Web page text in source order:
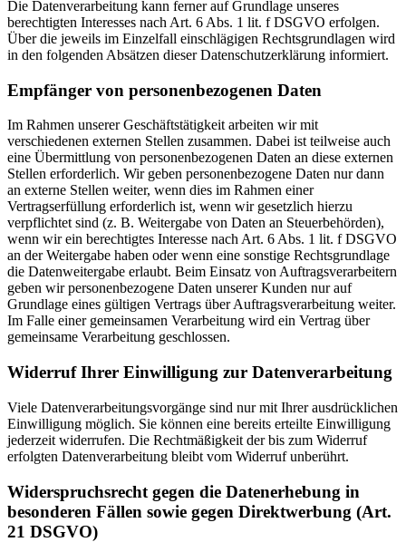
Die Datenverarbeitung kann ferner auf Grundlage unseres
berechtigten Interesses nach Art. 6 Abs. 1 lit. f DSGVO erfolgen.
Über die jeweils im Einzelfall einschlägigen Rechtsgrundlagen wird
in den folgenden Absätzen dieser Datenschutzerklärung informiert.
Empfänger von personenbezogenen Daten
Im Rahmen unserer Geschäftstätigkeit arbeiten wir mit
verschiedenen externen Stellen zusammen. Dabei ist teilweise auch
eine Übermittlung von personenbezogenen Daten an diese externen
Stellen erforderlich. Wir geben personenbezogene Daten nur dann
an externe Stellen weiter, wenn dies im Rahmen einer
Vertragserfüllung erforderlich ist, wenn wir gesetzlich hierzu
verpflichtet sind (z. B. Weitergabe von Daten an Steuerbehörden),
wenn wir ein berechtigtes Interesse nach Art. 6 Abs. 1 lit. f DSGVO
an der Weitergabe haben oder wenn eine sonstige Rechtsgrundlage
die Datenweitergabe erlaubt. Beim Einsatz von Auftragsverarbeitern
geben wir personenbezogene Daten unserer Kunden nur auf
Grundlage eines gültigen Vertrags über Auftragsverarbeitung weiter.
Im Falle einer gemeinsamen Verarbeitung wird ein Vertrag über
gemeinsame Verarbeitung geschlossen.
Widerruf Ihrer Einwilligung zur Datenverarbeitung
Viele Datenverarbeitungsvorgänge sind nur mit Ihrer ausdrücklichen
Einwilligung möglich. Sie können eine bereits erteilte Einwilligung
jederzeit widerrufen. Die Rechtmäßigkeit der bis zum Widerruf
erfolgten Datenverarbeitung bleibt vom Widerruf unberührt.
Widerspruchsrecht gegen die Datenerhebung in
besonderen Fällen sowie gegen Direktwerbung (Art.
21 DSGVO)